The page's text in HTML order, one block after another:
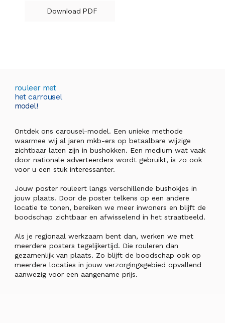
Download PDF
rouleer met
het carrousel
model!
Ontdek ons carousel-model. Een unieke methode
waarmee wij al jaren mkb-ers op betaalbare wijzige
zichtbaar laten zijn in bushokken. Een medium wat vaak
door nationale adverteerders wordt gebruikt, is zo ook
voor u een stuk interessanter.
Jouw poster rouleert langs verschillende bushokjes in
jouw plaats. Door de poster telkens op een andere
locatie te tonen, bereiken we meer inwoners en blijft de
boodschap zichtbaar en afwisselend in het straatbeeld.
Als je regionaal werkzaam bent dan, werken we met
meerdere posters tegelijkertijd. Die rouleren dan
gezamenlijk van plaats. Zo blijft de boodschap ook op
meerdere locaties in jouw verzorgingsgebied opvallend
aanwezig voor een aangename prijs.